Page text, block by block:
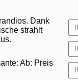
Dank
strahlt
: Ab: Preis